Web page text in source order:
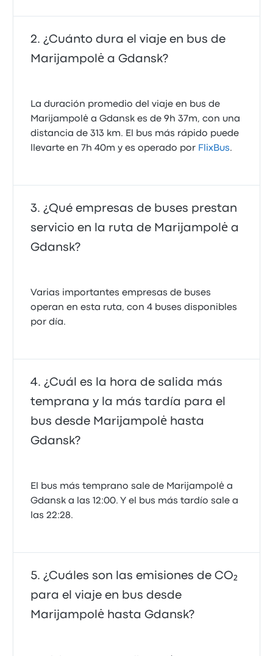
¿Cuánto dura el viaje en bus de
Marijampolė a Gdansk?
La duración promedio del viaje en bus de
Marijampolė a Gdansk es de 9h 37m, con una
distancia de 313 km. El bus más rápido puede
llevarte en 7h 40m y es operado por FlixBus.
¿Qué empresas de buses prestan
servicio en la ruta de Marijampolė a
Gdansk?
Varias importantes empresas de buses
operan en esta ruta, con 4 buses disponibles
por día.
¿Cuál es la hora de salida más
temprana y la más tardía para el
bus desde Marijampolė hasta
Gdansk?
El bus más temprano sale de Marijampolė a
Gdansk a las 12:00. Y el bus más tardío sale a
las 22:28.
¿Cuáles son las emisiones de CO₂
para el viaje en bus desde
Marijampolė hasta Gdansk?